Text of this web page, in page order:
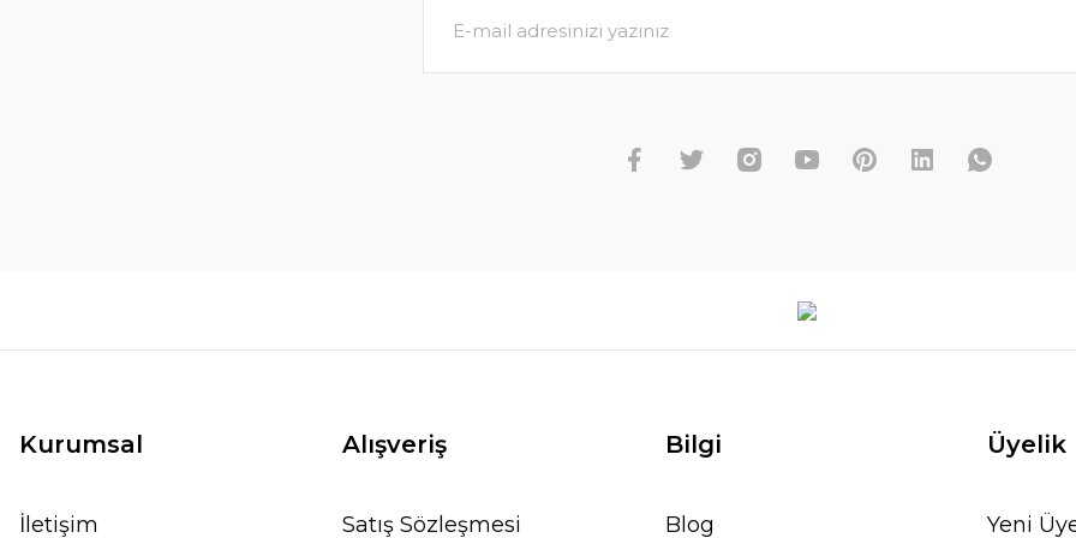
Kurumsal
İletişim
Alışveriş
Satış Sözleşmesi
Bilgi
Blog
Üyelik
Yeni